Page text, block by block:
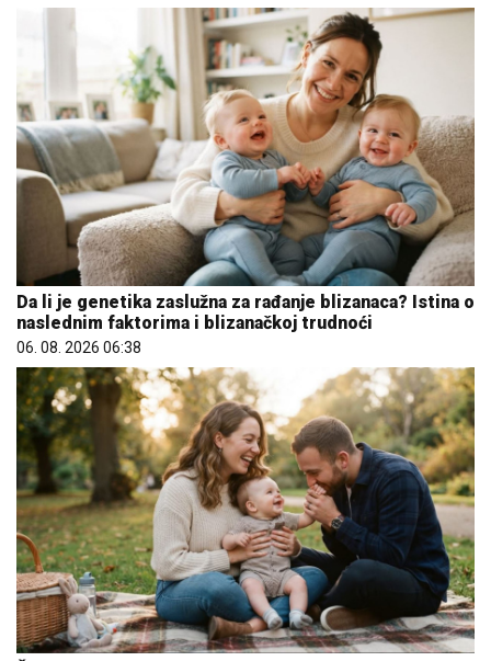
Da li je genetika zaslužna za rađanje blizanaca? Istina o
naslednim faktorima i blizanačkoj trudnoći
06. 08. 2026 06:38